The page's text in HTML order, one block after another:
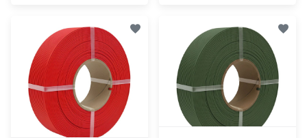
rapide
rapide